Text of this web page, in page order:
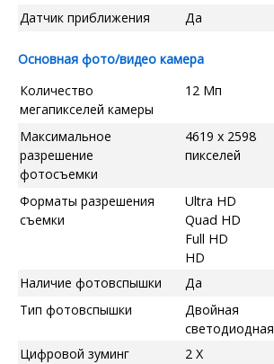
Датчик приближения Да
Основная фото/видео камера
Количество
мегапикселей камеры
12 Мп
Максимальное
разрешение
фотосъемки
4619 x 2598
пикселей
Форматы разрешения
съемки
Ultra HD
Quad HD
Full HD
HD
Наличие фотовспышки
Да
Тип фотовспышки
Двойная
светодиодная
Цифровой зуминг
2 X